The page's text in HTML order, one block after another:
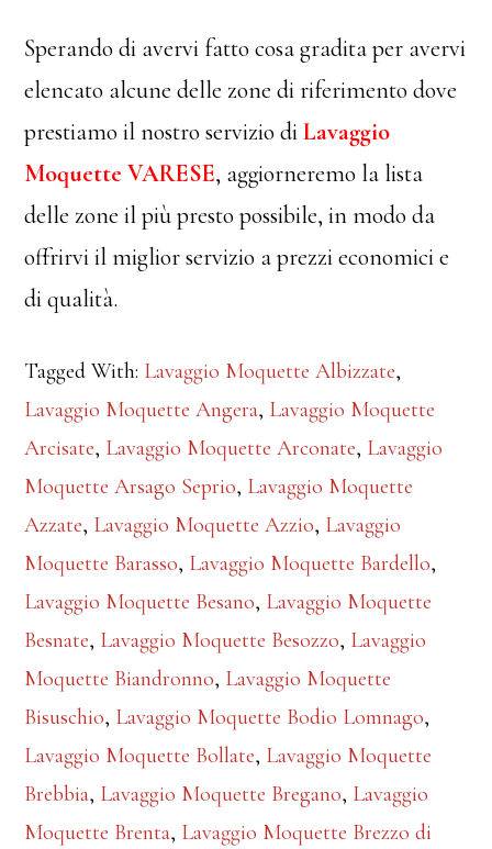
Sperando di avervi fatto cosa gradita per avervi
elencato alcune delle zone di riferimento dove
prestiamo il nostro servizio diLavaggio
Moquette VARESE, aggiorneremo la lista
delle zone il più presto possibile, in modo da
offrirvi il miglior servizio a prezzi economici e
di qualità.
Tagged With: Lavaggio Moquette Albizzate,
Lavaggio Moquette Angera, Lavaggio Moquette
Arcisate, Lavaggio Moquette Arconate, Lavaggio
Moquette Arsago Seprio, Lavaggio Moquette
Azzate, Lavaggio Moquette Azzio, Lavaggio
Moquette Barasso, Lavaggio Moquette Bardello,
Lavaggio Moquette Besano, Lavaggio Moquette
Besnate, Lavaggio Moquette Besozzo, Lavaggio
Moquette Biandronno, Lavaggio Moquette
Bisuschio, Lavaggio Moquette Bodio Lomnago,
Lavaggio Moquette Bollate, Lavaggio Moquette
Brebbia, Lavaggio Moquette Bregano, Lavaggio
Moquette Brenta, Lavaggio Moquette Brezzo di